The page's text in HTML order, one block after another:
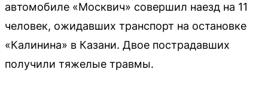
автомобиле «Москвич» совершил наезд на 11
человек, ожидавших транспорт на остановке
«Калинина» в Казани. Двое пострадавших
получили тяжелые травмы.